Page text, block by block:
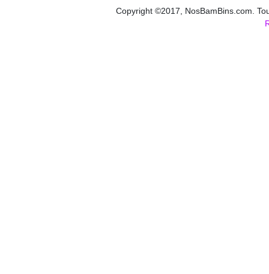
Copyright ©2017, NosBamBins.com.